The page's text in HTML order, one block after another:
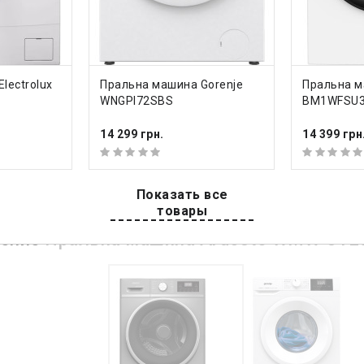
ДО КОШИКА
Пральна машина Gorenje
WNGPI72SBS
14 299 грн.
ДО
Пральна
14 399 грн.
Показать все
товары
бака
пластик
Пральна машина Ardesto WMW-